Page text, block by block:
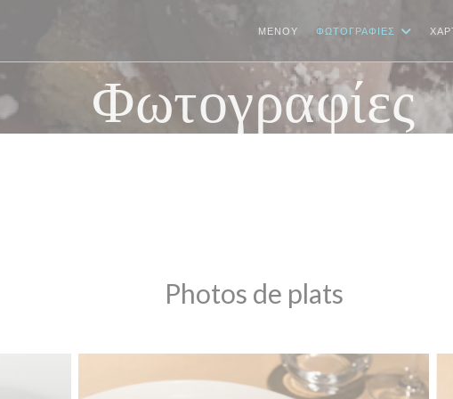
ΜΕΝΟΎ ΦΩΤΟΓΡΑΦΊΕΣ
Φωτογραφίες
Photos de plats